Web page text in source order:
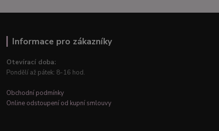
Informace pro zákazníky
Otevírací doba:
Pondělí až pátek: 8-16 hod.
Obchodní podmínky
Online odstoupení od kupní smlouvy